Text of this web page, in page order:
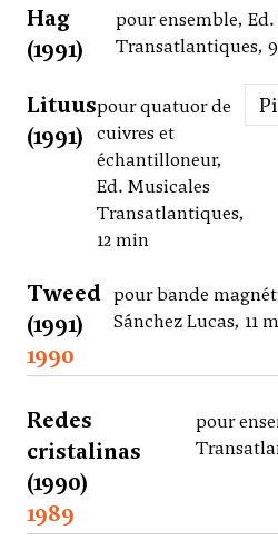
Hag
(1991)
pour ensemble,
Transatlantiques,
Lituus
(1991)
pour quatuor de
cuivres et
échantilloneur,
Ed. Musicales
Transatlantiques,
12 min
Tweed
(1991)
pour bande
Sánchez Lucas, 11
1990
Redes
cristalinas
(1990)
pour
1989